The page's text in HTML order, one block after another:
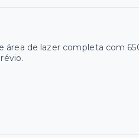
de lazer completa com